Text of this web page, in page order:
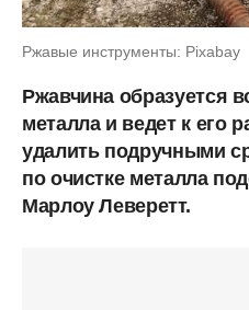
Ржавые инструменты: Pixabay
Ржавчина образуется
металла и ведет к его
удалить подручными
по очистке металла
Марлоу Леверетт.